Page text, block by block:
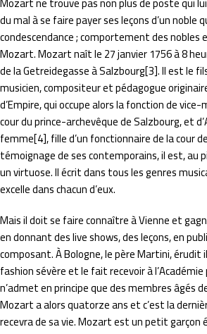
du mal à se faire payer ses leçons d’un noble
condescendance ; comportement des nobles
Mozart. Mozart naît le 27 janvier 1756 à 8
de la Getreidegasse à Salzbourg[3]. Il est le
musicien, compositeur et pédagogue
d’Empire, qui occupe alors la fonction de
cour du prince-archevêque de Salzbourg, et
femme[4], fille d’un fonctionnaire de la cour
témoignage de ses contemporains, il est, au
un virtuose. Il écrit dans tous les genres
excelle dans chacun d’eux.
Mais il doit se faire connaître à Vienne et
en donnant des live shows, des leçons, en
composant. À Bologne, le père Martini, érudit
fashion sévère et le fait recevoir à
n’admet en principe que des membres âgés
Mozart a alors quatorze ans et c’est la
recevra de sa vie. Mozart est un petit